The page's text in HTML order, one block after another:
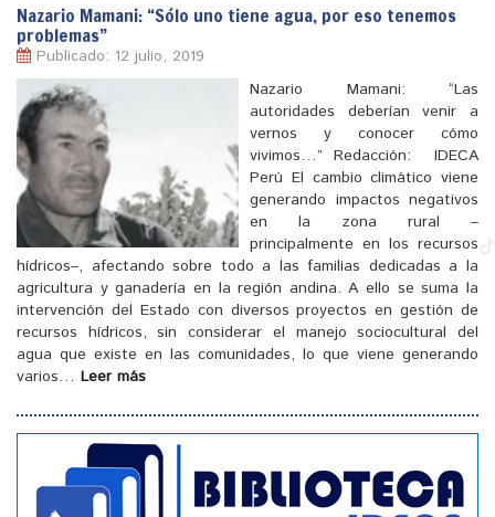
Nazario Mamani: “Sólo uno tiene agua, por eso tenemos
problemas”
Publicado: 12 julio, 2019
[ ]
Nazario Mamani: “Las
autoridades deberían venir a
vernos y conocer cómo
vivimos…” Redacción: IDECA
Perú El cambio climático viene
generando impactos negativos
en la zona rural –
principalmente en los recursos
hídricos–, afectando sobre todo a las familias dedicadas a la
agricultura y ganadería en la región andina. A ello se suma la
intervención del Estado con diversos proyectos en gestión de
recursos hídricos, sin considerar el manejo sociocultural del
agua que existe en las comunidades, lo que viene generando
varios… Leer más